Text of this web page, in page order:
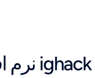
ighack نرم افزار